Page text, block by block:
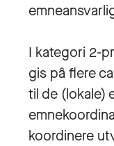
I kategori 2-
gis på flere
til de (lokale)
koordinere